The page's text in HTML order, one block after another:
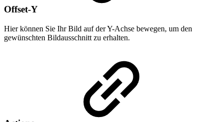
Offset-Y
Hier können Sie Ihr Bild auf der Y-Achse bewegen, um den
gewünschten Bildausschnitt zu erhalten.